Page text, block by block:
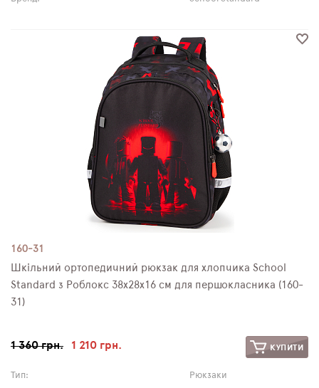
160-31
Шкільний ортопедичний рюкзак для хлопчика School
Standard з Роблокс 38х28х16 см для першокласника (160-
31)
1 360 грн. 1 210 грн. КУПИТИ
Тип:
Рюкзаки